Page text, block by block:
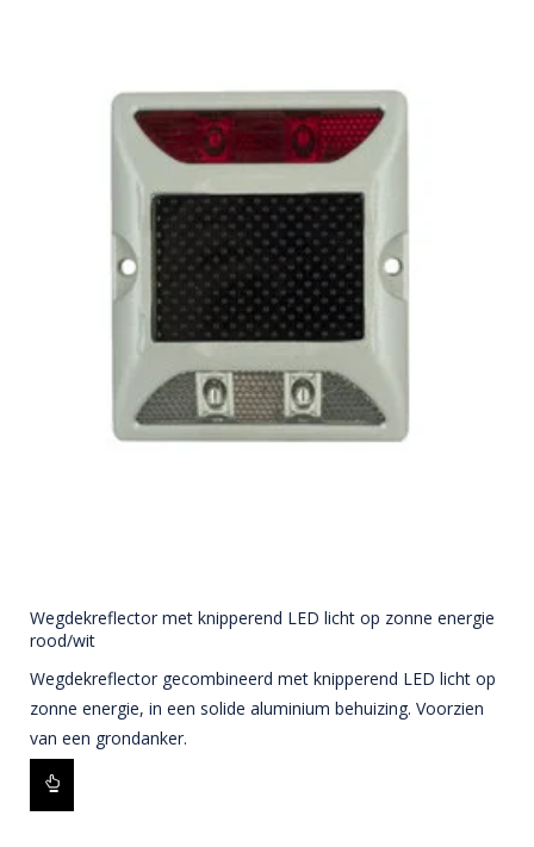
Wegdekreflector met knipperend LED licht op zonne energie
rood/wit
Wegdekreflector gecombineerd met knipperend LED licht op
zonne energie, in een solide aluminium behuizing. Voorzien
van een grondanker.